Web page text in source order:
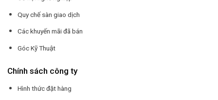
Quy chế sàn giao dịch
Các khuyến mãi đã bán
Góc Kỹ Thuật
Chính sách công ty
Hình thức đặt hàng